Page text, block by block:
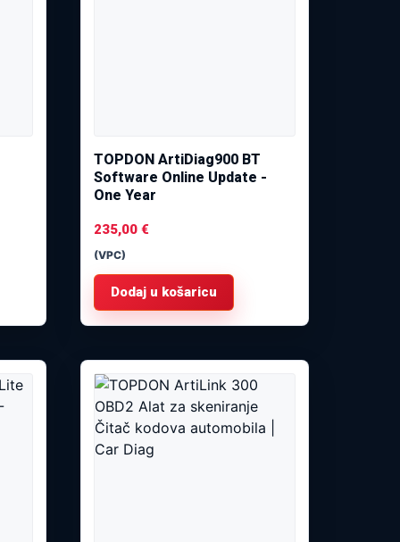
TOPDON ArtiDiag900 BT
Software Online Update -
One Year
235,00 €
(VPC)
Dodaj u košaricu